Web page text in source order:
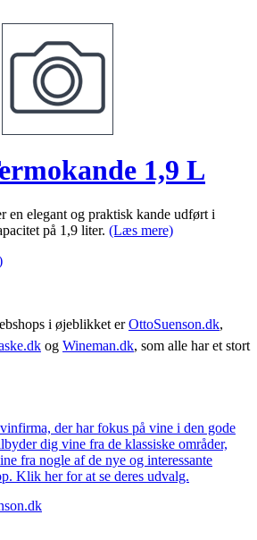
1,9 L
en elegant og praktisk kande udført i
på 1,9 liter. (Læs mere)
i øjeblikket erOttoSuenson.dk,
og Wineman.dk, som alle har et stort
der har fokus på vine i den gode
dig vine fra de klassiske områder,
fra nogle af de nye og interessante
Klik her for at se deres udvalg.